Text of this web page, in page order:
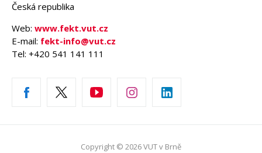
Česká republika
Web: www.fekt.vut.cz
E-mail: fekt-info@vut.cz
Tel: +420 541 141 111
Copyright © 2026 VUT v Brně